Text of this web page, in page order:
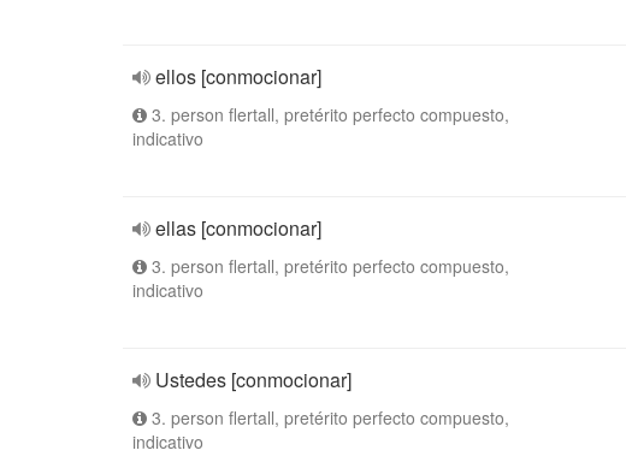
ellos [conmocionar]
3. person flertall, pretérito perfecto compuesto,
indicativo
ellas [conmocionar]
3. person flertall, pretérito perfecto compuesto,
indicativo
Ustedes [conmocionar]
3. person flertall, pretérito perfecto compuesto,
indicativo